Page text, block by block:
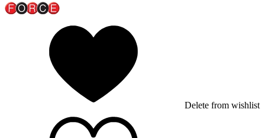
Delete from wishlist